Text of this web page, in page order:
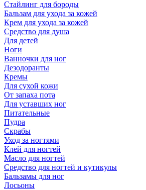
Стайлинг для бороды
Бальзам для ухода за кожей
Крем для ухода за кожей
Средство для душа
Для детей
Ноги
Ванночки для ног
Дезодоранты
Кремы
Для сухой кожи
От запаха пота
Для уставших ног
Питательные
Пудра
Скрабы
Уход за ногтями
Клей для ногтей
Масло для ногтей
Средство для ногтей и кутикулы
Бальзамы для ног
Лосьоны